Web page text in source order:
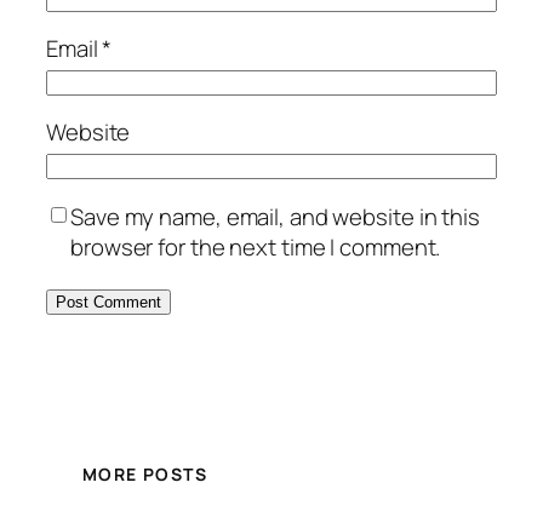
Email*
Website
Save my name, email, and website in this
browser for the next time I comment.
MORE POSTS